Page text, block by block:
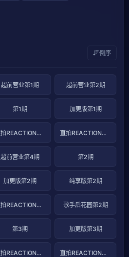
倒序
超前营业第1期 超前营业第2期
第1期 加更版第1期
直拍REACTION第1期 直拍REACTION第2期
超前营业第4期 第2期
加更版第2期 纯享版第2期
直拍REACTION第4期 歌手后花园第2期
第3期 加更版第3期
直拍REACTION第5期 直拍REACTION第6期